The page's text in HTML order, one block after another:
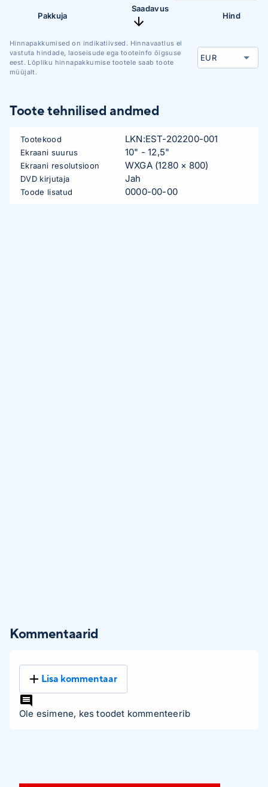
Pakkuja
Saadavus
Hind
Hinnapakkumised on indikatiivsed. Hinnavaatlus ei
vastuta hindade, laoseisude ega tooteinfo õigsuse
eest. Lõpliku hinnapakkumise tootele saab toote
müüjalt.
Toote tehnilised andmed
Tootekood LKN:EST-202200-001
Ekraani suurus 10" - 12,5"
Ekraani resolutsioon WXGA (1280 × 800)
DVD kirjutaja Jah
Toode lisatud 0000-00-00
Kommentaarid
Lisa kommentaar
Ole esimene, kes toodet kommenteerib